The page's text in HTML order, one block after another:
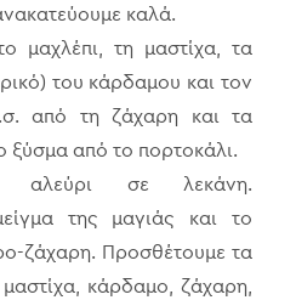
καλά.
μαχλέπι, τη μαστίχα, τα
του κάρδαμου και τον
από τη ζάχαρη και τα
ξύσμα από το πορτοκάλι.
αλεύρι σε λεκάνη.
της μαγιάς και το
ζάχαρη. Προσθέτουμε τα
κάρδαμο, ζάχαρη,